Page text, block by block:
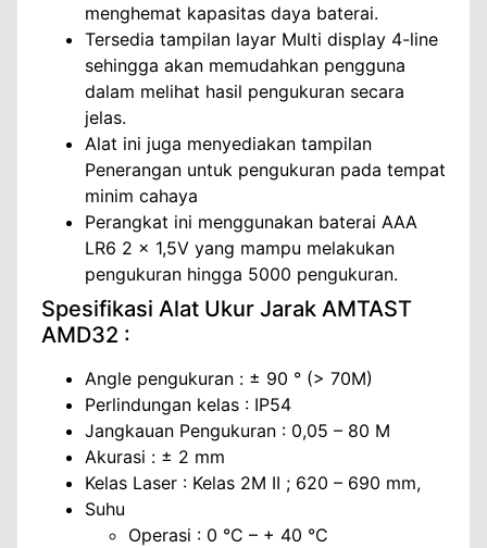
menghemat kapasitas daya baterai.
Tersedia tampilan layar Multi display 4-line
sehingga akan memudahkan pengguna
dalam melihat hasil pengukuran secara
jelas.
Alat ini juga menyediakan tampilan
Penerangan untuk pengukuran pada tempat
minim cahaya
Perangkat ini menggunakan baterai AAA
LR6 2 x 1,5V yang mampu melakukan
pengukuran hingga 5000 pengukuran.
Spesifikasi Alat Ukur Jarak AMTAST
AMD32 :
Angle pengukuran : ± 90 ° (> 70M)
Perlindungan kelas : IP54
Jangkauan Pengukuran : 0,05 – 80 M
Akurasi : ± 2 mm
Kelas Laser : Kelas 2M II ; 620 – 690 mm,
Suhu
Operasi : 0 °C – + 40 °C